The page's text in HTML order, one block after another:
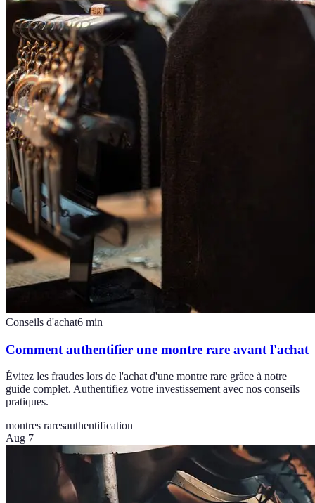
Conseils d'achat6 min
Comment authentifier une montre rare avant l'achat
Évitez les fraudes lors de l'achat d'une montre rare grâce à notre
guide complet. Authentifiez votre investissement avec nos conseils
pratiques.
montres raresauthentification
Aug 7